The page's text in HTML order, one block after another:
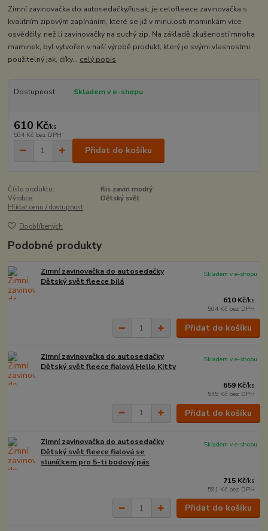
Zimní zavinovačka do autosedačky/fusak, je celofleece zavinovačka s
kvalitním zipovým zapínáním, které se již v minulosti maminkám více
osvědčily, než li zavinovačky na suchý zip. Na základě zkušeností mnoha
maminek, byl vytvořen v naší výrobě produkt, který je svými vlasnostmi
použitelný jak, díky... celý popis
Dostupnost Skladem v e-shopu
610 Kč/ks
504 Kč bez DPH
Přidat do košíku
Číslo produktu:
flis zavin modrý
Výrobce:
Dětský svět
Hlídat cenu / dostupnost
Do oblíbených
Podobné produkty
Zimní zavinovačka do autosedačky
Dětský svět fleece bílá
610 Kč/ks
504 Kč bez DPH
Skladem v e-shopu
Přidat do košíku
Zimní zavinovačka do autosedačky
Dětský svět fleece fialová Hello Kitty
659 Kč/ks
545 Kč bez DPH
Skladem v e-shopu
Přidat do košíku
Zimní zavinovačka do autosedačky
Dětský svět fleece fialová se
sluníčkem pro 5-ti bodový pás
715 Kč/ks
591 Kč bez DPH
Skladem v e-shopu
Přidat do košíku